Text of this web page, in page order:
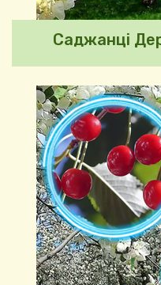
Саджанці